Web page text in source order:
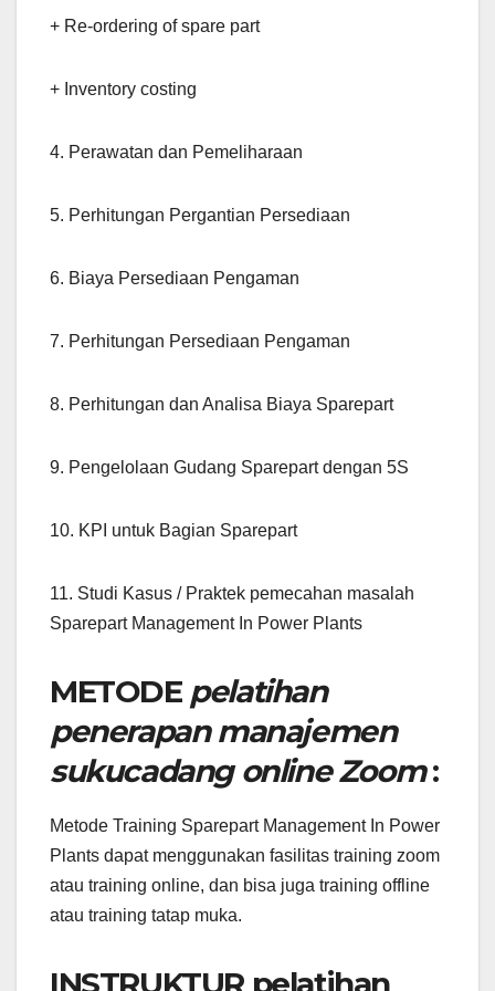
+ Re-ordering of spare part
+ Inventory costing
4. Perawatan dan Pemeliharaan
5. Perhitungan Pergantian Persediaan
6. Biaya Persediaan Pengaman
7. Perhitungan Persediaan Pengaman
8. Perhitungan dan Analisa Biaya Sparepart
9. Pengelolaan Gudang Sparepart dengan 5S
10. KPI untuk Bagian Sparepart
11. Studi Kasus / Praktek pemecahan masalah
Sparepart Management In Power Plants
METODE pelatihan
penerapan manajemen
sukucadang online Zoom:
Metode Training Sparepart Management In Power
Plants dapat menggunakan fasilitas training zoom
atau training online, dan bisa juga training offline
atau training tatap muka.
INSTRUKTUR pelatihan